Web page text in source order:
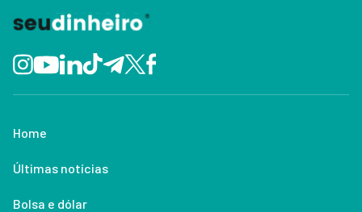
Home
Últimas notícias
Bolsa e dólar